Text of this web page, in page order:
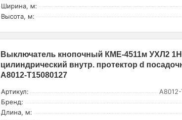
Ширина, м:
Высота, м:
Выключатель кнопочный КМЕ-4511м УХЛ2
цилиндрический внутр. протектор d
A8012-T15080127
Артикул:
Бренд:
Длина, м: